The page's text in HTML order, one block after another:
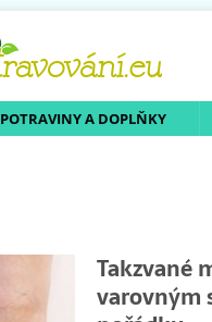
POTRAVINY A DOPLŇKY
Takzvané
varovným